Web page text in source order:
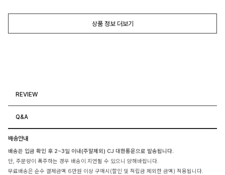
상품 정보 더보기
REVIEW
Q&A
배송안내
배송은 입금 확인 후 2~3일 이내(주말제외) CJ 대한통운으로 발송됩니다.
단, 주문량이 폭주하는 경우 배송이 지연될 수 있으니 양해바랍니다.
무료배송은 순수 결제금액 6만원 이상 구매시(할인 및 적립금 제외한 금액) 적용됩니다.